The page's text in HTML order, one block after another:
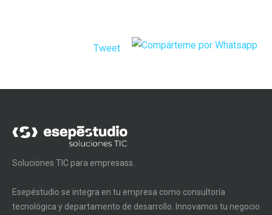
Tweet
Soluciones TIC para empresass.
Esepéstudio se integra en tu empresa como consultoría
tecnológica y departamento de desarrollo. Innovamos tu negocio